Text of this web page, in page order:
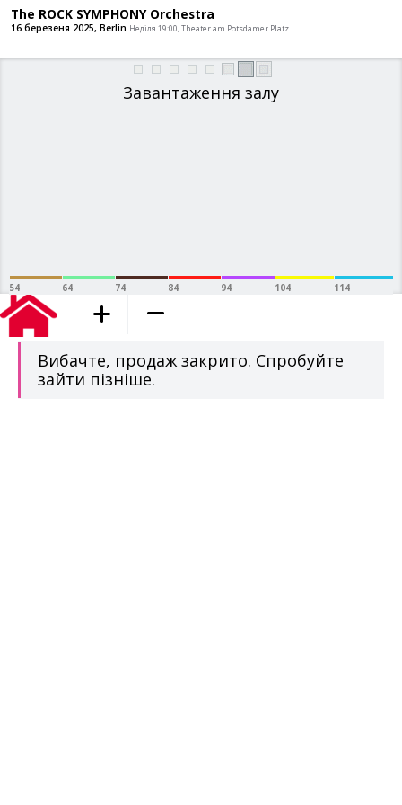
The ROCK SYMPHONY Orchestra
Завантаження залу
54 64 74 84 94 104 114
додано в кошик
Вибачте, продаж закрито. Спробуйте
зайти пізніше.